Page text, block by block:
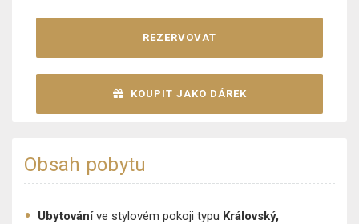
REZERVOVAT
KOUPIT JAKO DÁREK
Obsah pobytu
Ubytováníve stylovém pokoji typu Královský,